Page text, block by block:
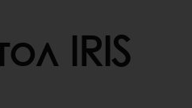
IRIS